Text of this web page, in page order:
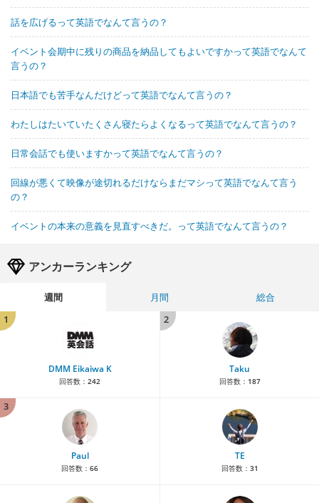
話を広げるって英語でなんて言うの？
イベント会期中に残りの商品を納品してもよいですかって英語でなんて
言うの？
日本語でも苦手なんだけどって英語でなんて言うの？
わたしはたいていたくさん寝たらよくなるって英語でなんて言うの？
日常会話でも使いますかって英語でなんて言うの？
回線が悪くて映像が途切れるだけならまだマシって英語でなんて言う
の？
イベントの本来の意義を見直すべきだ。って英語でなんて言うの？
アンカーランキング
週間 月間
総合
1
DMM Eikaiwa K
回答数： 242
2
Taku
回答数： 187
3
Paul
回答数： 66
TE
回答数： 31